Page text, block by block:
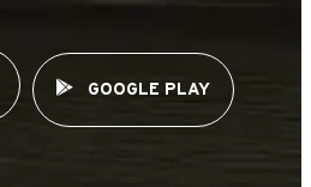
GOOGLE PLAY